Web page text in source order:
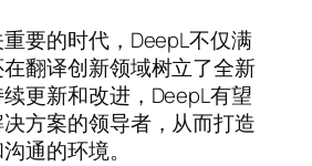
要的时代，DeepL不仅满
翻译创新领域树立了全新
更新和改进，DeepL有望
方案的领导者，从而打造
通的环境。